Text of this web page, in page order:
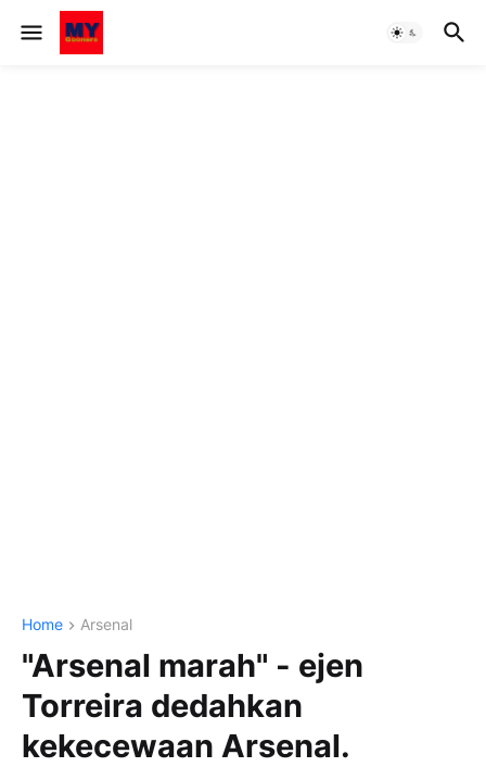
Home Arsenal
"Arsenal marah" - ejen
Torreira dedahkan
kekecewaan Arsenal.